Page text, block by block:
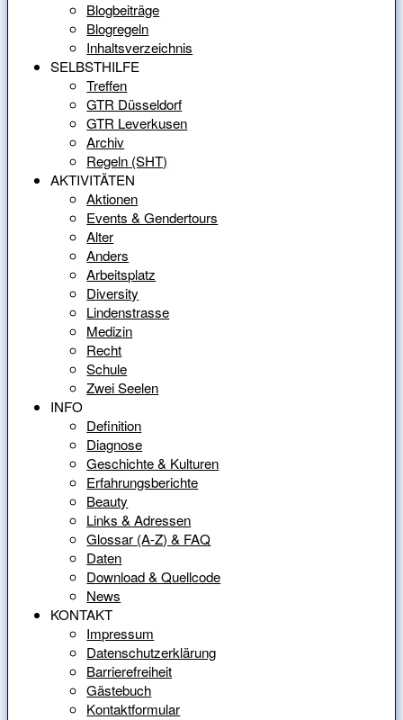
Blogbeiträge
Blogregeln
Inhaltsverzeichnis
SELBSTHILFE
Treffen
GTR Düsseldorf
GTR Leverkusen
Archiv
Regeln (SHT)
AKTIVITÄTEN
Aktionen
Events & Gendertours
Alter
Anders
Arbeitsplatz
Diversity
Lindenstrasse
Medizin
Recht
Schule
Zwei Seelen
INFO
Definition
Diagnose
Geschichte & Kulturen
Erfahrungsberichte
Beauty
Links & Adressen
Glossar (A-Z) & FAQ
Daten
Download & Quellcode
News
KONTAKT
Impressum
Datenschutzerklärung
Barrierefreiheit
Gästebuch
Kontaktformular